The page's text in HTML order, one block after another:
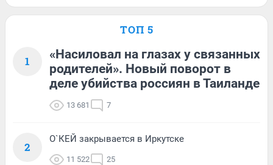
ТОП 5
1
«Насиловал на глазах у связанных
родителей». Новый поворот в
деле убийства россиян в Таиланде
13 681 7
2
О`КЕЙ закрывается в Иркутске
11 522 25